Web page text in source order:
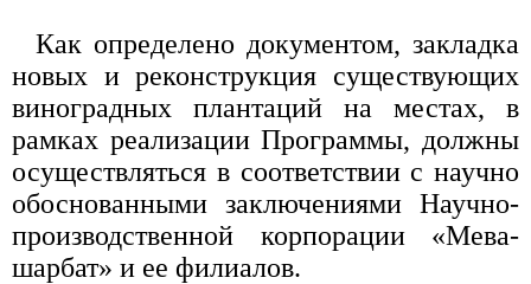
Как определено документом, закладка
новых и реконструкция существующих
виноградных плантаций на местах, в
рамках реализации Программы, должны
осуществляться в соответствии с научно
обоснованными заключениями Научно-
производственной корпорации «Мева-
шарбат» и ее филиалов.